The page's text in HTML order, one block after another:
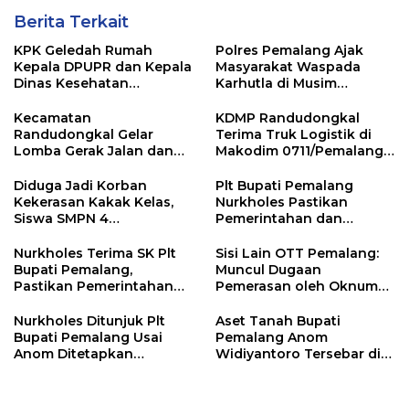
Berita Terkait
KPK Geledah Rumah
Kepala DPUPR dan Kepala
Dinas Kesehatan
Polres Pemalang Ajak
Masyarakat Waspada
Karhutla di Musim
Kecamatan
Randudongkal Gelar
Lomba Gerak Jalan dan
HUT RI ke-81
KDMP Randudongkal
Terima Truk Logistik di
Makodim 0711/Pemalang
Desa
Diduga Jadi Korban
Kekerasan Kakak Kelas,
Siswa SMPN 4
Dunia
Plt Bupati Pemalang
Nurkholes Pastikan
Pemerintahan dan
Berjalan
Nurkholes Terima SK Plt
Bupati Pemalang,
Pastikan Pemerintahan
Sisi Lain OTT Pemalang:
Muncul Dugaan
Pemerasan oleh Oknum
Nurkholes Ditunjuk Plt
Bupati Pemalang Usai
Anom Ditetapkan
Aset Tanah Bupati
Pemalang Anom
Widiyantoro Tersebar di